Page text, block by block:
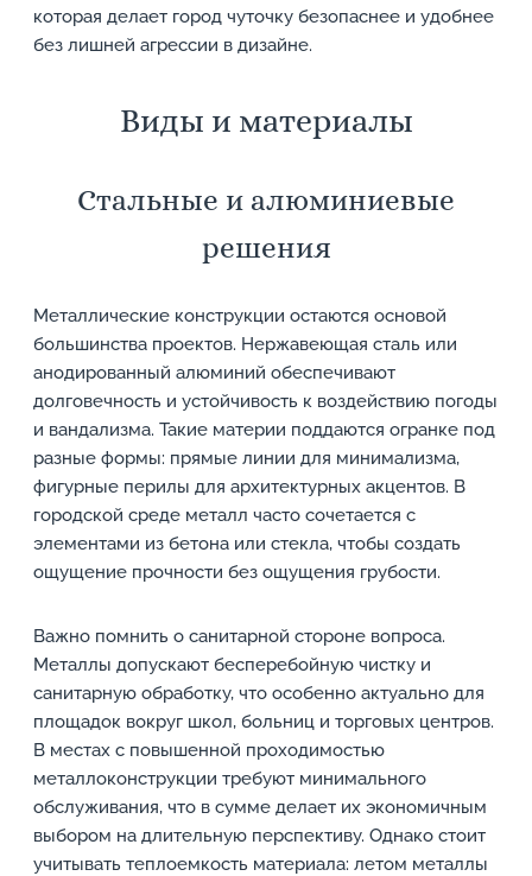
которая делает город чуточку безопаснее и удобнее
без лишней агрессии в дизайне.
Виды и материалы
Стальные и алюминиевые
решения
Металлические конструкции остаются основой
большинства проектов. Нержавеющая сталь или
анодированный алюминий обеспечивают
долговечность и устойчивость к воздействию погоды
и вандализма. Такие материи поддаются огранке под
разные формы: прямые линии для минимализма,
фигурные перилы для архитектурных акцентов. В
городской среде металл часто сочетается с
элементами из бетона или стекла, чтобы создать
ощущение прочности без ощущения грубости.
Важно помнить о санитарной стороне вопроса.
Металлы допускают бесперебойную чистку и
санитарную обработку, что особенно актуально для
площадок вокруг школ, больниц и торговых центров.
В местах с повышенной проходимостью
металлоконструкции требуют минимального
обслуживания, что в сумме делает их экономичным
выбором на длительную перспективу. Однако стоит
учитывать теплоемкость материала: летом металлы